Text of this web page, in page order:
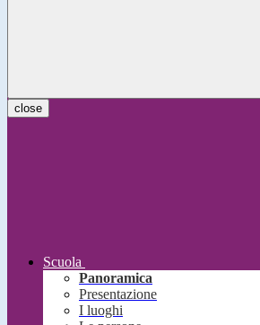
close
Scuola
Panoramica
Presentazione
I luoghi